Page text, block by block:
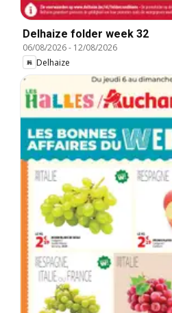
Delhaize folder week 32
06/08/2026- 12/08/2026
Delhaize